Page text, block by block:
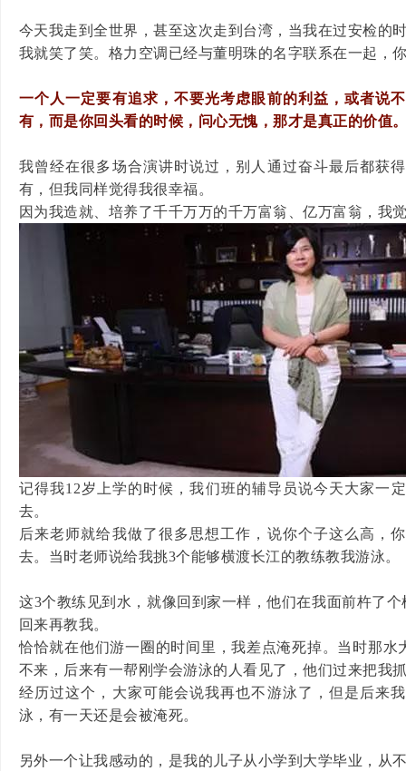
今天我走到全世界，甚至这次走到台湾，当我在过安检的
我就笑了笑。格力空调已经与董明珠的名字联系在一起，
一个人一定要有追求，不要光考虑眼前的利益，或者说
有，而是你回头看的时候，问心无愧，那才是真正的价值
我曾经在很多场合演讲时说过，别人通过奋斗最后都获
有，但我同样觉得我很幸福。
因为我造就、培养了千千万万的千万富翁、亿万富翁，我
记得我12岁上学的时候，我们班的辅导员说今天大家一
去。
后来老师就给我做了很多思想工作，说你个子这么高，
去。当时老师说给我挑3个能够横渡长江的教练教我游泳。
这3个教练见到水，就像回到家一样，他们在我面前杵了
回来再教我。
恰恰就在他们游一圈的时间里，我差点淹死掉。当时那
不来，后来有一帮刚学会游泳的人看见了，他们过来把我
经历过这个，大家可能会说我再也不游泳了，但是后来
泳，有一天还是会被淹死。
另外一个让我感动的，是我的儿子从小学到大学毕业，从